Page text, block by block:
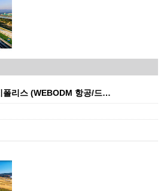
폴리스 (WEBODM 항공/드…